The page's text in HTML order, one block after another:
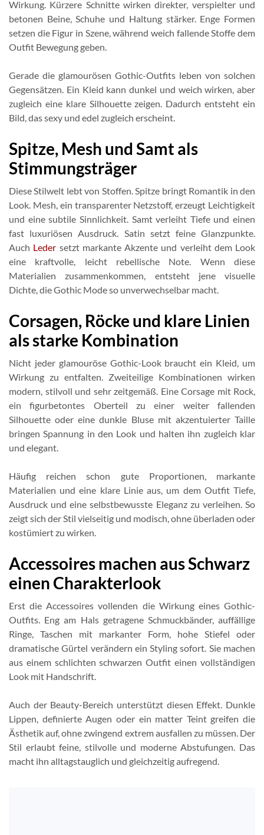
Wirkung. Kürzere Schnitte wirken direkter, verspielter und
betonen Beine, Schuhe und Haltung stärker. Enge Formen
setzen die Figur in Szene, während weich fallende Stoffe dem
Outfit Bewegung geben.
Gerade die glamourösen Gothic-Outfits leben von solchen
Gegensätzen. Ein Kleid kann dunkel und weich wirken, aber
zugleich eine klare Silhouette zeigen. Dadurch entsteht ein
Bild, das sexy und edel zugleich erscheint.
Spitze, Mesh und Samt als
Stimmungsträger
Diese Stilwelt lebt von Stoffen. Spitze bringt Romantik in den
Look. Mesh, ein transparenter Netzstoff, erzeugt Leichtigkeit
und eine subtile Sinnlichkeit. Samt verleiht Tiefe und einen
fast luxuriösen Ausdruck. Satin setzt feine Glanzpunkte.
Auch Leder setzt markante Akzente und verleiht dem Look
eine kraftvolle, leicht rebellische Note. Wenn diese
Materialien zusammenkommen, entsteht jene visuelle
Dichte, die Gothic Mode so unverwechselbar macht.
Corsagen, Röcke und klare Linien
als starke Kombination
Nicht jeder glamouröse Gothic-Look braucht ein Kleid, um
Wirkung zu entfalten. Zweiteilige Kombinationen wirken
modern, stilvoll und sehr zeitgemäß. Eine Corsage mit Rock,
ein figurbetontes Oberteil zu einer weiter fallenden
Silhouette oder eine dunkle Bluse mit akzentuierter Taille
bringen Spannung in den Look und halten ihn zugleich klar
und elegant.
Häufig reichen schon gute Proportionen, markante
Materialien und eine klare Linie aus, um dem Outfit Tiefe,
Ausdruck und eine selbstbewusste Eleganz zu verleihen. So
zeigt sich der Stil vielseitig und modisch, ohne überladen oder
kostümiert zu wirken.
Accessoires machen aus Schwarz
einen Charakterlook
Erst die Accessoires vollenden die Wirkung eines Gothic-
Outfits. Eng am Hals getragene Schmuckbänder, auffällige
Ringe, Taschen mit markanter Form, hohe Stiefel oder
dramatische Gürtel verändern ein Styling sofort. Sie machen
aus einem schlichten schwarzen Outfit einen vollständigen
Look mit Handschrift.
Auch der Beauty-Bereich unterstützt diesen Effekt. Dunkle
Lippen, definierte Augen oder ein matter Teint greifen die
Ästhetik auf, ohne zwingend extrem ausfallen zu müssen. Der
Stil erlaubt feine, stilvolle und moderne Abstufungen. Das
macht ihn alltagstauglich und gleichzeitig aufregend.